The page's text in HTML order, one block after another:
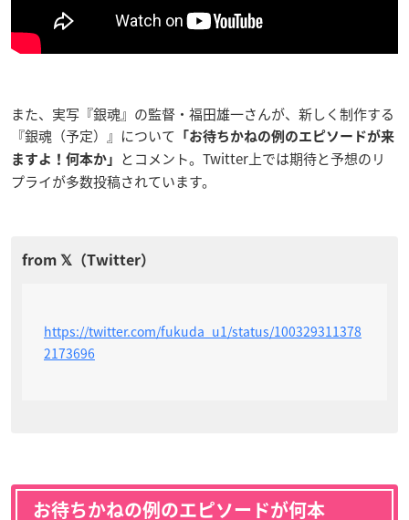
また、実写『銀魂』の監督・福田雄一さんが、新しく制作する
『銀魂（予定）』について 「お待ちかねの例のエピソードが来
ますよ！何本か」
とコメント。Twitter上では期待と予想のリ
プライが多数投稿されています。
https://twitter.com/fukuda_u1/status/100329311378
2173696
お待ちかねの例のエピソードが何本